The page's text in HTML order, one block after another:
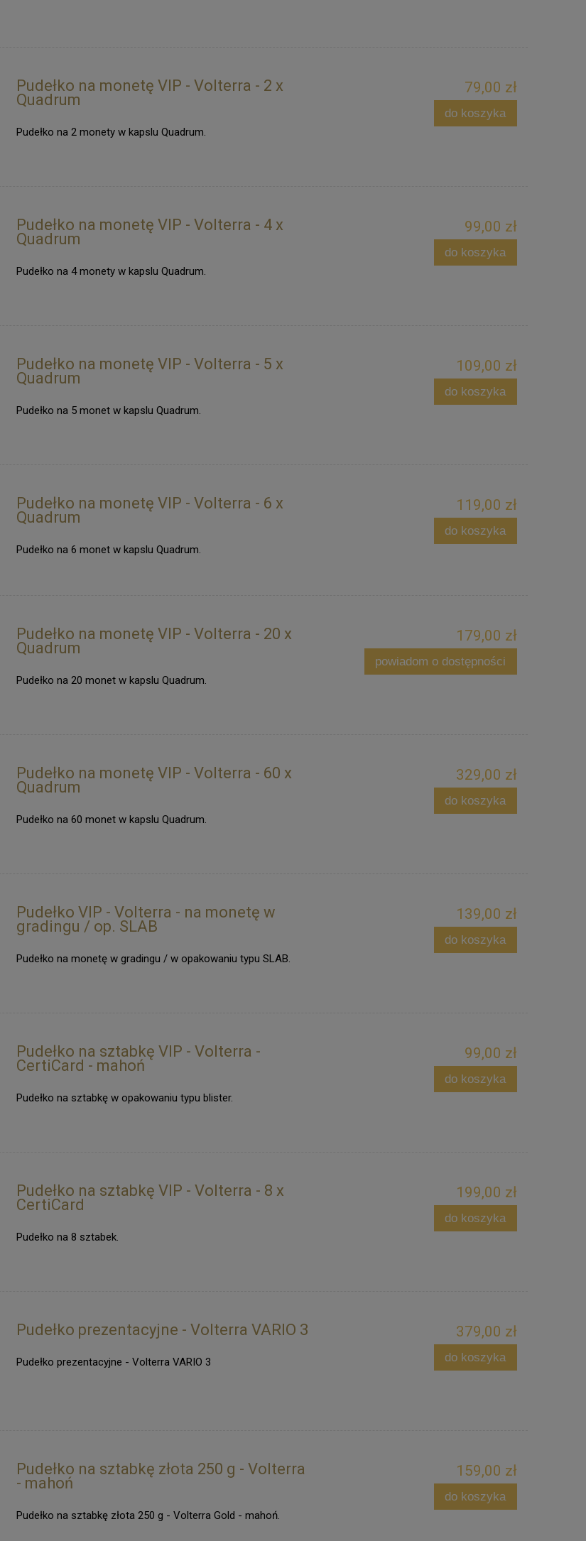
Pudełko na monetę VIP - Volterra - 2 x
Quadrum
Pudełko na 2 monety w kapslu Quadrum.
79,00 zł
do koszyka
Pudełko na monetę VIP - Volterra - 4 x
Quadrum
Pudełko na 4 monety w kapslu Quadrum.
99,00 zł
do koszyka
Pudełko na monetę VIP - Volterra - 5 x
Quadrum
Pudełko na 5 monet w kapslu Quadrum.
109,00 zł
do koszyka
Pudełko na monetę VIP - Volterra - 6 x
Quadrum
Pudełko na 6 monet w kapslu Quadrum.
119,00 zł
do koszyka
Pudełko na monetę VIP - Volterra - 20 x
Quadrum
Pudełko na 20 monet w kapslu Quadrum.
179,00 zł
powiadom o dostępności
Pudełko na monetę VIP - Volterra - 60 x
Quadrum
Pudełko na 60 monet w kapslu Quadrum.
329,00 zł
do koszyka
Pudełko VIP - Volterra - na monetę w
gradingu / op. SLAB
Pudełko na monetę w gradingu / w opakowaniu typu SLAB.
139,00 zł
do koszyka
Pudełko na sztabkę VIP - Volterra -
CertiCard - mahoń
Pudełko na sztabkę w opakowaniu typu blister.
99,00 zł
do koszyka
Pudełko na sztabkę VIP - Volterra - 8 x
CertiCard
Pudełko na 8 sztabek.
199,00 zł
do koszyka
Pudełko prezentacyjne - Volterra VARIO 3
Pudełko prezentacyjne - Volterra VARIO 3
379,00 zł
do koszyka
Pudełko na sztabkę złota 250 g - Volterra
- mahoń
Pudełko na sztabkę złota 250 g - Volterra Gold - mahoń.
159,00 zł
do koszyka